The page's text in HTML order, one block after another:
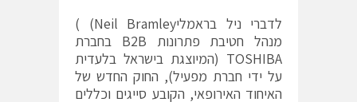
לדברי ניל בראמליNeil Bramley) )
מנהל חטיבת פתרונות B2B בחברת
TOSHIBA (המיוצגת בישראל בלעדית
על ידי חברת מפעיל), החוק החדש של
האיחוד האירופאי, הקובע סייגים וכללים